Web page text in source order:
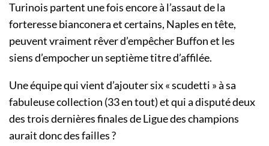
Turinois partent une fois encore à l’assaut de la
forteresse bianconera et certains, Naples en tête,
peuvent vraiment rêver d’empêcher Buffon et les
siens d’empocher un septième titre d’affilée.
Une équipe qui vient d’ajouter six « scudetti » à sa
fabuleuse collection (33 en tout) et qui a disputé deux
des trois dernières finales de Ligue des champions
aurait donc des failles ?